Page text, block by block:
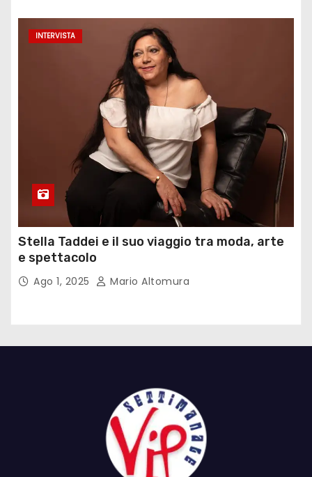
INTERVISTA
Stella Taddei e il suo viaggio tra moda, arte
e spettacolo
Ago 1, 2025 Mario Altomura